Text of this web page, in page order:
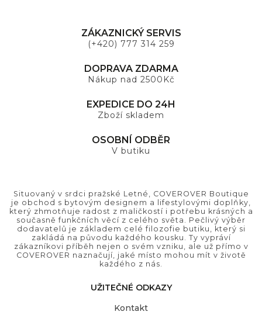
ZÁKAZNICKÝ SERVIS
(+420) 777 314 259
DOPRAVA ZDARMA
Nákup nad 2500Kč
EXPEDICE DO 24H
Zboží skladem
OSOBNÍ ODBĚR
V butiku
Situovaný v srdci pražské Letné, COVEROVER Boutique
je obchod s bytovým designem a lifestylovými doplňky,
který zhmotňuje radost z maličkostí i potřebu krásných a
současně funkčních věcí z celého světa. Pečlivý výběr
dodavatelů je základem celé filozofie butiku, který si
zakládá na původu každého kousku. Ty vypráví
zákazníkovi příběh nejen o svém vzniku, ale už přímo v
COVEROVER naznačují, jaké místo mohou mít v životě
každého z nás.
UŽITEČNÉ ODKAZY
Kontakt